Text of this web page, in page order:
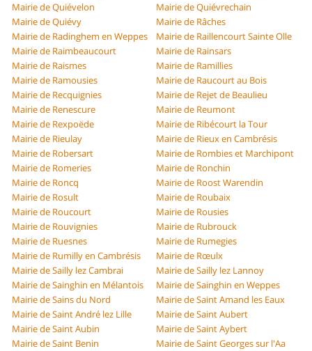
Mairie de Quiévelon
Mairie de Quiévrechain
Mairie de Quiévy
Mairie de Râches
Mairie de Radinghem en Weppes
Mairie de Raillencourt Sainte Olle
Mairie de Raimbeaucourt
Mairie de Rainsars
Mairie de Raismes
Mairie de Ramillies
Mairie de Ramousies
Mairie de Raucourt au Bois
Mairie de Recquignies
Mairie de Rejet de Beaulieu
Mairie de Renescure
Mairie de Reumont
Mairie de Rexpoëde
Mairie de Ribécourt la Tour
Mairie de Rieulay
Mairie de Rieux en Cambrésis
Mairie de Robersart
Mairie de Rombies et Marchipont
Mairie de Romeries
Mairie de Ronchin
Mairie de Roncq
Mairie de Roost Warendin
Mairie de Rosult
Mairie de Roubaix
Mairie de Roucourt
Mairie de Rousies
Mairie de Rouvignies
Mairie de Rubrouck
Mairie de Ruesnes
Mairie de Rumegies
Mairie de Rumilly en Cambrésis
Mairie de Rœulx
Mairie de Sailly lez Cambrai
Mairie de Sailly lez Lannoy
Mairie de Sainghin en Mélantois
Mairie de Sainghin en Weppes
Mairie de Sains du Nord
Mairie de Saint Amand les Eaux
Mairie de Saint André lez Lille
Mairie de Saint Aubert
Mairie de Saint Aubin
Mairie de Saint Aybert
Mairie de Saint Benin
Mairie de Saint Georges sur l'Aa